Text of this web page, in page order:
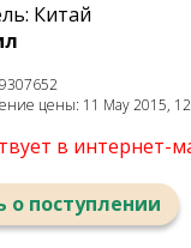
Китай
цены: 11 May 2015,
в интернет-
поступлении